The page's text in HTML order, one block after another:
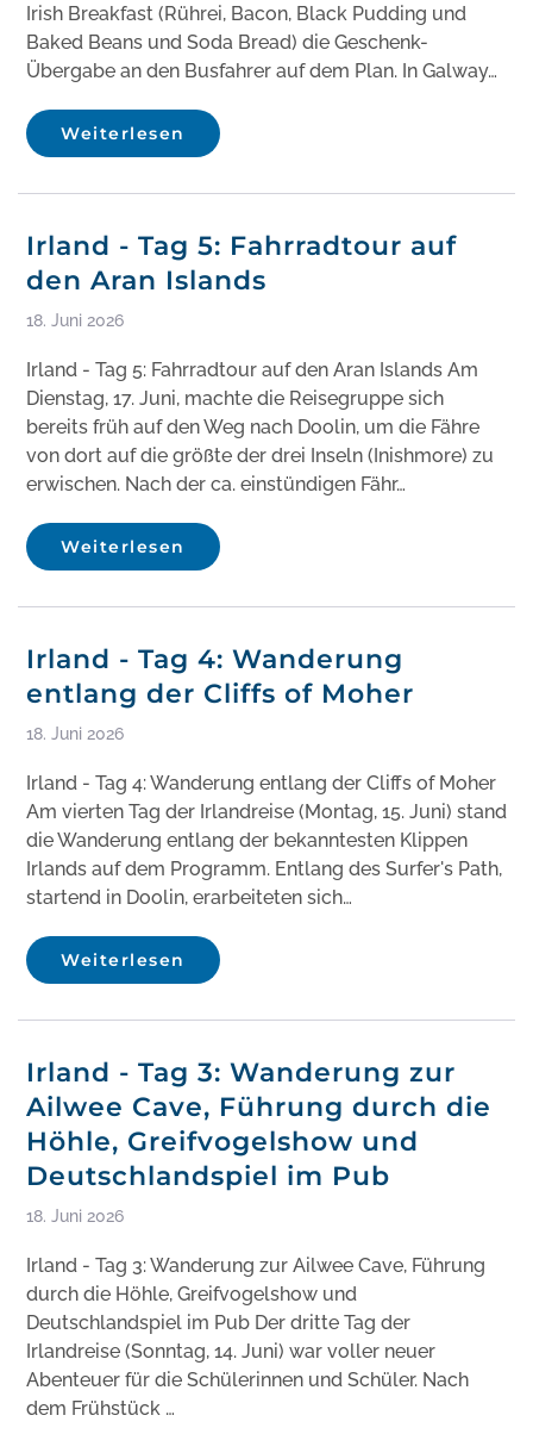
Irish Breakfast (Rührei, Bacon, Black Pudding und
Baked Beans und Soda Bread) die Geschenk-
Übergabe an den Busfahrer auf dem Plan. In Galway…
Weiterlesen
Irland - Tag 5: Fahrradtour auf
den Aran Islands
18. Juni 2026
Irland - Tag 5: Fahrradtour auf den Aran Islands Am
Dienstag, 17. Juni, machte die Reisegruppe sich
bereits früh auf den Weg nach Doolin, um die Fähre
von dort auf die größte der drei Inseln (Inishmore) zu
erwischen. Nach der ca. einstündigen Fähr…
Weiterlesen
Irland - Tag 4: Wanderung
entlang der Cliffs of Moher
18. Juni 2026
Irland - Tag 4: Wanderung entlang der Cliffs of Moher
Am vierten Tag der Irlandreise (Montag, 15. Juni) stand
die Wanderung entlang der bekanntesten Klippen
Irlands auf dem Programm. Entlang des Surfer's Path,
startend in Doolin, erarbeiteten sich…
Weiterlesen
Irland - Tag 3: Wanderung zur
Ailwee Cave, Führung durch die
Höhle, Greifvogelshow und
Deutschlandspiel im Pub
18. Juni 2026
Irland - Tag 3: Wanderung zur Ailwee Cave, Führung
durch die Höhle, Greifvogelshow und
Deutschlandspiel im Pub Der dritte Tag der
Irlandreise (Sonntag, 14. Juni) war voller neuer
Abenteuer für die Schülerinnen und Schüler. Nach
dem Frühstück …